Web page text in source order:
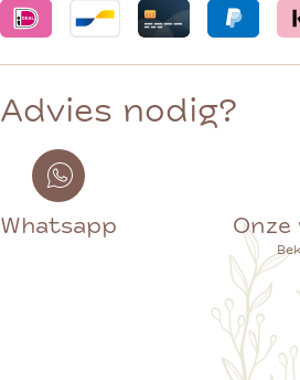
Advies nodig?
Whatsapp Onze